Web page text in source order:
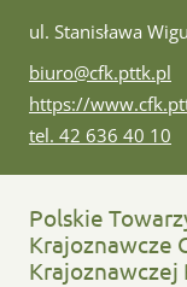
ul. Stanisława
e-mail:
biuro@cfk.pttk.pl
www:
https://
tel:
tel. 42 636 40 10
Polskie
Krajoznawcze
Krajoznawczej